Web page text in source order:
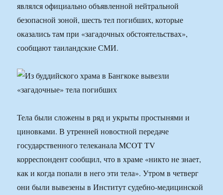
являлся официально объявленной нейтральной
безопасной зоной, шесть тел погибших, которые
оказались там при «загадочных обстоятельствах»,
сообщают таиландские СМИ.
Тела были сложены в ряд и укрыты простынями и
циновками. В утренней новостной передаче
государственного телеканала MCOT TV
корреспондент сообщил, что в храме «никто не знает,
как и когда попали в него эти тела». Утром в четверг
они были вывезены в Институт судебно-медицинской